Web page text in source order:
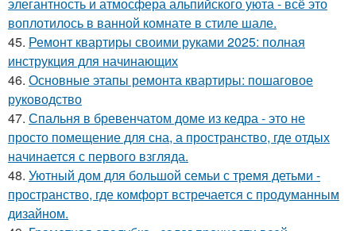
воплотилось в ванной комнате в стиле шале.
45. Ремонт квартиры своими руками 2025: полная
инструкция для начинающих
46. Основные этапы ремонта квартиры: пошаговое
руководство
47. Спальня в бревенчатом доме из кедра - это не
просто помещение для сна, а пространство, где отдых
начинается с первого взгляда.
48. Уютный дом для большой семьи с тремя детьми -
пространство, где комфорт встречается с продуманным
дизайном.